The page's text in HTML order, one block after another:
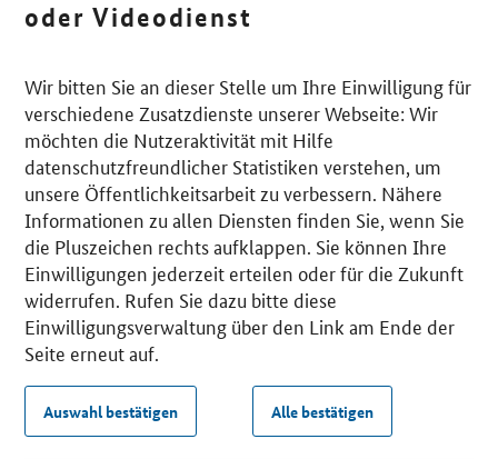
oder Videodienst
Wir bitten Sie an dieser Stelle um Ihre Einwilligung für
verschiedene Zusatzdienste unserer Webseite: Wir
möchten die Nutzeraktivität mit Hilfe
datenschutzfreundlicher Statistiken verstehen, um
unsere Öffentlichkeitsarbeit zu verbessern. Nähere
Informationen zu allen Diensten finden Sie, wenn Sie
die Pluszeichen rechts aufklappen. Sie können Ihre
Einwilligungen jederzeit erteilen oder für die Zukunft
widerrufen. Rufen Sie dazu bitte diese
Einwilligungsverwaltung über den Link am Ende der
Seite erneut auf.
Auswahl bestätigen Alle bestätigen